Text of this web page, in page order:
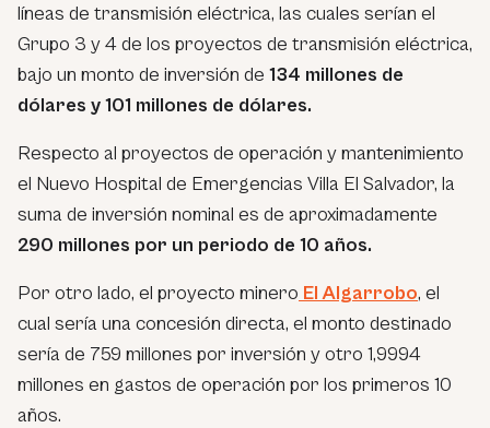
líneas de transmisión eléctrica, las cuales serían el
Grupo 3 y 4 de los proyectos de transmisión eléctrica,
bajo un monto de inversión de 134 millones de
dólares y 101 millones de dólares.
Respecto al proyectos de operación y mantenimiento
el Nuevo Hospital de Emergencias Villa El Salvador, la
suma de inversión nominal es de aproximadamente
290 millones por un periodo de 10 años.
Por otro lado, el proyecto minero El Algarrobo, el
cual sería una concesión directa, el monto destinado
sería de 759 millones por inversión y otro 1,9994
millones en gastos de operación por los primeros 10
años.